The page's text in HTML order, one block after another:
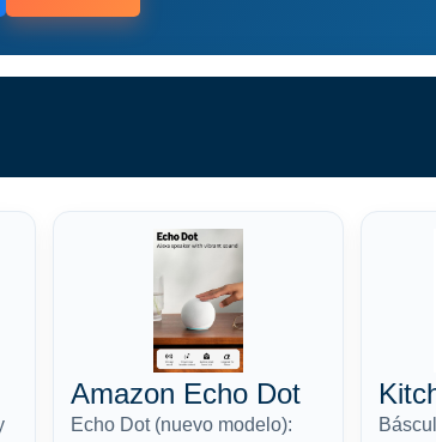
Amazon Echo Dot
Echo Dot (nuevo modelo):